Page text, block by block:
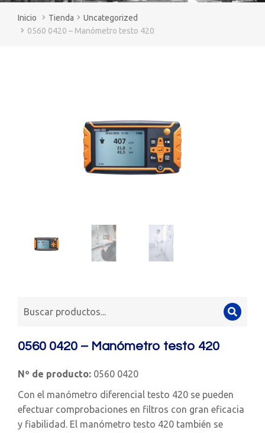
You are here:
Tienda
Uncategorized
0560 0420 – Manómetro testo 420
0560 0420 – Manómetro testo 420
Nº de producto: 0560 0420
Con el manómetro diferencial testo 420 se pueden
efectuar comprobaciones en filtros con gran eficacia
y fiabilidad. El manómetro testo 420 también se